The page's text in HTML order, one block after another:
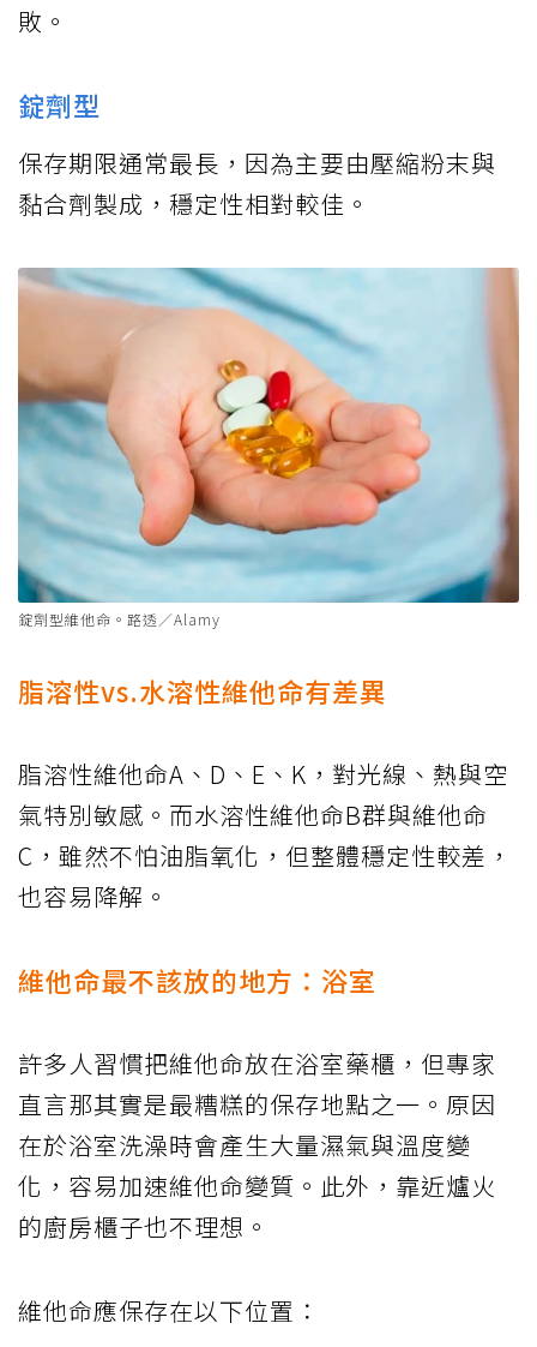
敗。
錠劑型
保存期限通常最長，因為主要由壓縮粉末與
黏合劑製成，穩定性相對較佳。
錠劑型維他命。路透／Alamy
脂溶性vs.水溶性維他命有差異
脂溶性維他命A、D、E、K，對光線、熱與空
氣特別敏感。而水溶性維他命B群與維他命
C，雖然不怕油脂氧化，但整體穩定性較差，
也容易降解。
維他命最不該放的地方：浴室
許多人習慣把維他命放在浴室藥櫃，但專家
直言那其實是最糟糕的保存地點之一。原因
在於浴室洗澡時會產生大量濕氣與溫度變
化，容易加速維他命變質。此外，靠近爐火
的廚房櫃子也不理想。
維他命應保存在以下位置：